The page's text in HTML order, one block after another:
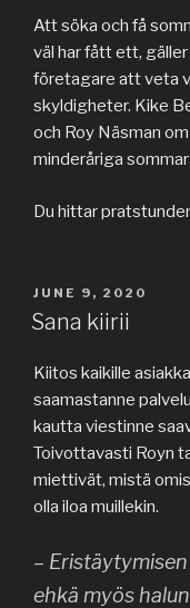
Att söka och få
väl har fått ett,
företagare att veta
skyldigheter. Kike
och Roy Näsman
minderåriga
Du hittar
POSTED
ON
JUNE 9, 2020
Sana kiirii
Kiitos kaikille
saamastanne
kautta viestinne
Toivottavasti Royn
miettivät, mistä
olla iloa muillekin.
–
ehkä myös